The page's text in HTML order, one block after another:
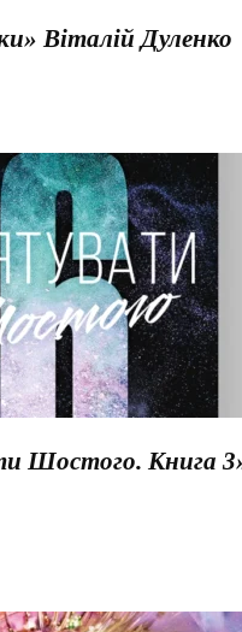
Віталій Дуленко
Шостого. Книга